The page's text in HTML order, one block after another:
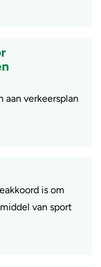
aan verkeersplan
is om
van sport